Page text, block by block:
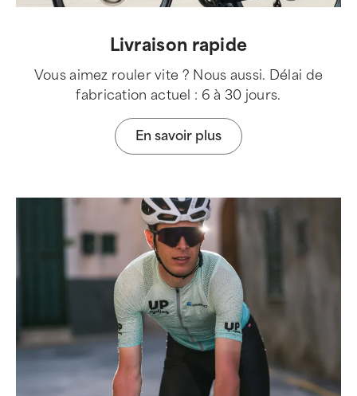
Livraison rapide
Vous aimez rouler vite ? Nous aussi. Délai de
fabrication actuel : 6 à 30 jours.
En savoir plus